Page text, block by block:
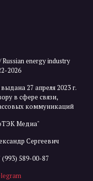
energy industry
2026
27 апреля 2023 г.
в сфере связи,
коммуникаций
Медиа"
Сергеевич
(993) 589-00-87